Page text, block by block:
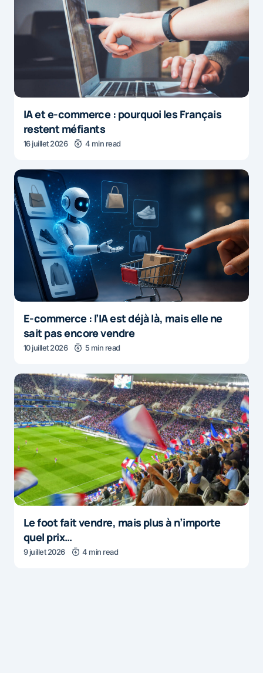
IA et e-commerce : pourquoi les Français
restent méfiants
16 juillet 2026 4 min read
E-commerce : l’IA est déjà là, mais elle ne
sait pas encore vendre
10 juillet 2026 5 min read
Le foot fait vendre, mais plus à n’importe
quel prix…
9 juillet 2026 4 min read